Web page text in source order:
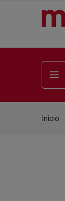
Inicio